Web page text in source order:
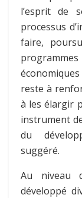
l’esprit de
processus
faire,
reste à
à les élargir
instrument
du
suggéré.
Au niveau
développé